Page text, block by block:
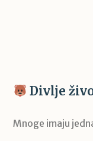
Divlje
Mnoge imaju